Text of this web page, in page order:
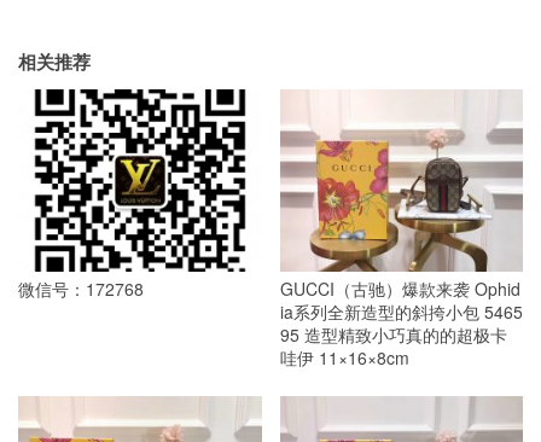
相关推荐
微信号：172768
GUCCI（古驰）爆款来袭 Ophid
ia系列全新造型的斜挎小包 5465
95 造型精致小巧真的的超极卡
哇伊 11×16×8cm